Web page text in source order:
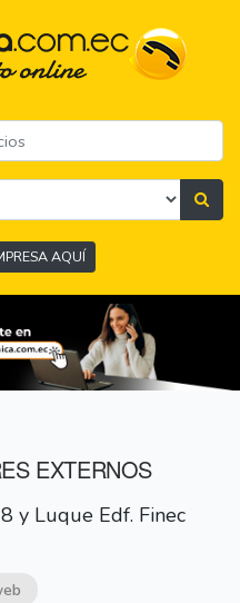
AQUÍ
EXTERNOS
y Luque Edf. Finec